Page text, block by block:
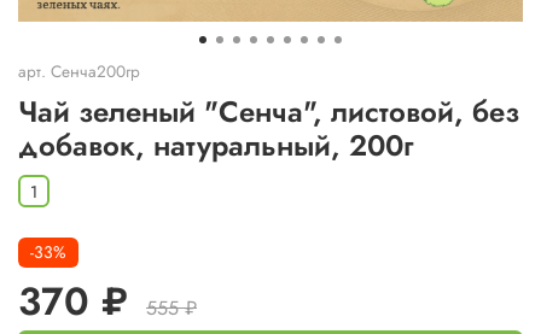
арт. Сенча200гр
Чай зеленый "Сенча", листовой, без
добавок, натуральный, 200г
1
-33%
370 ₽
555 ₽